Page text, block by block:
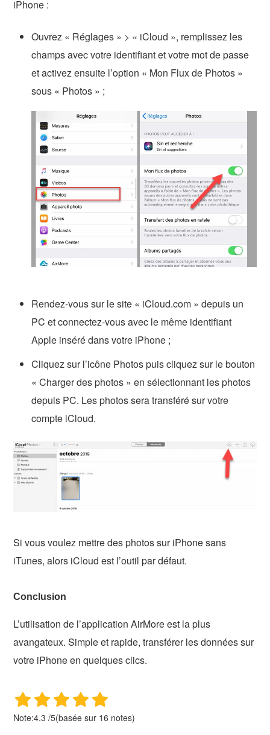
iPhone :
Ouvrez « Réglages » > « iCloud », remplissez les
champs avec votre identifiant et votre mot de passe
et activez ensuite l’option « Mon Flux de Photos »
sous « Photos » ;
Rendez-vous sur le site « iCloud.com » depuis un
PC et connectez-vous avec le même identifiant
Apple inséré dans votre iPhone ;
Cliquez sur l’icône Photos puis cliquez sur le bouton
« Charger des photos » en sélectionnant les photos
depuis PC. Les photos sera transféré sur votre
compte iCloud.
Si vous voulez mettre des photos sur iPhone sans
iTunes, alors iCloud est l’outil par défaut.
Conclusion
L’utilisation de l’application AirMore est la plus
avangateux. Simple et rapide, transférer les données sur
votre iPhone en quelques clics.
Note:4.3 /5(basée sur 16 notes)